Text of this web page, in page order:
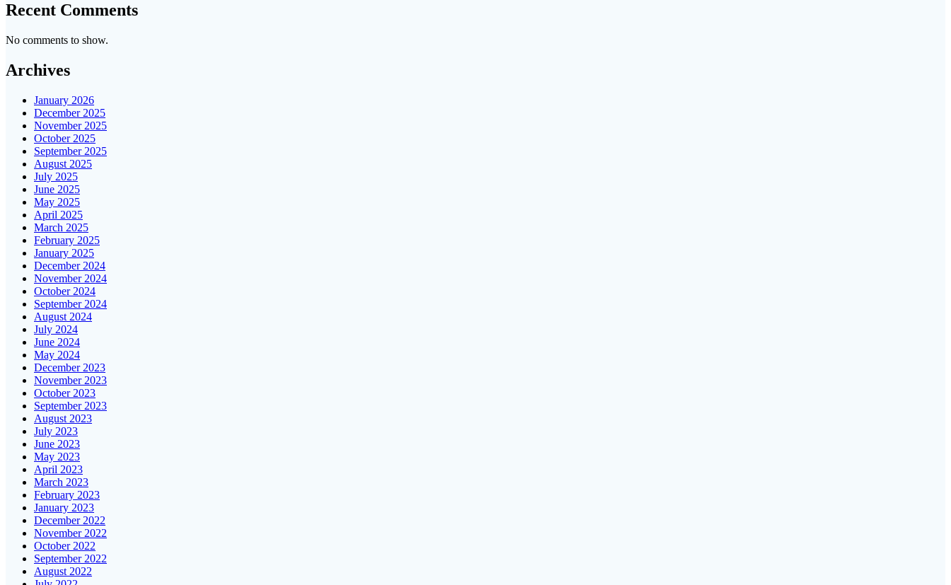
Recent Comments
No comments to show.
Archives
January 2026
December 2025
November 2025
October 2025
September 2025
August 2025
July 2025
June 2025
May 2025
April 2025
March 2025
February 2025
January 2025
December 2024
November 2024
October 2024
September 2024
August 2024
July 2024
June 2024
May 2024
December 2023
November 2023
October 2023
September 2023
August 2023
July 2023
June 2023
May 2023
April 2023
March 2023
February 2023
January 2023
December 2022
November 2022
October 2022
September 2022
August 2022